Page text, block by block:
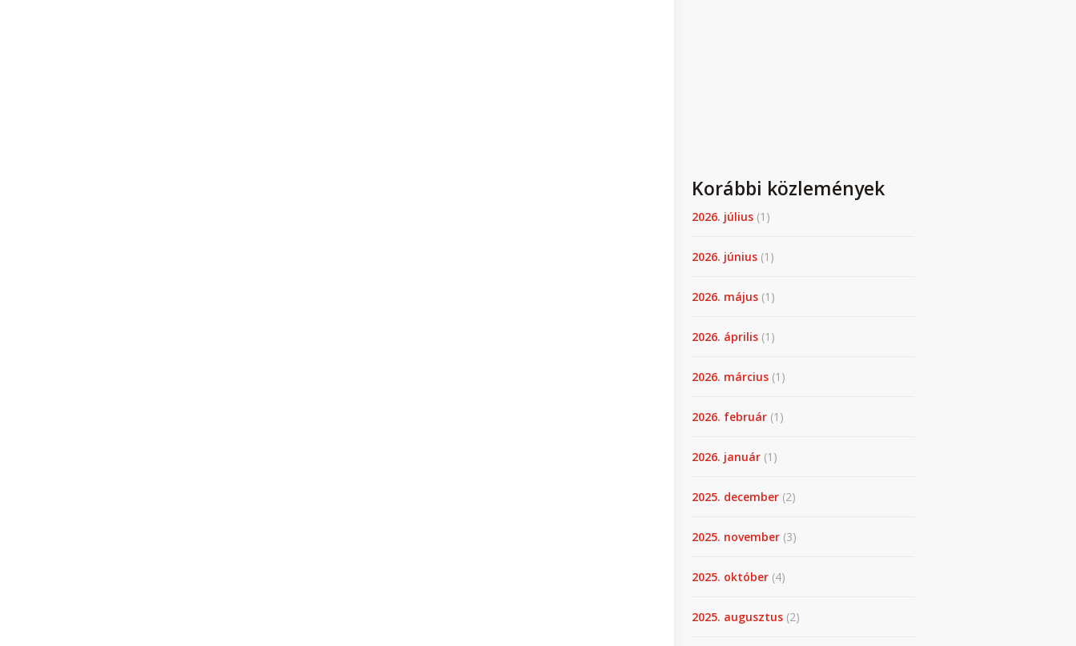
Korábbi közlemények
2026. július (1)
2026. június (1)
2026. május (1)
2026. április (1)
2026. március (1)
2026. február (1)
2026. január (1)
2025. december (2)
2025. november (3)
2025. október (4)
2025. augusztus (2)